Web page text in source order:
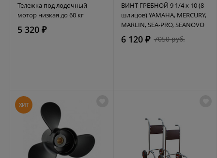
Тележка под лодочный
мотор низкая до 60 кг
5 320 ₽
ВИНТ ГРЕБНОЙ 9 1/4 х 10 (8
шлицов) YAMAHA, MERCURY,
MARLIN, SEA-PRO, SEANOVO
6 120 ₽ 7050 руб.
ХИТ